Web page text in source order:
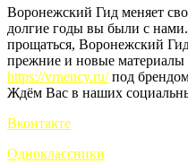
Воронежский Гид меняет
долгие годы вы были с
прощаться, Воронежский
прежние и новые материалы
https://vrnency.ru/под
Ждём Вас в наших
Вконтакте
Одноклассники